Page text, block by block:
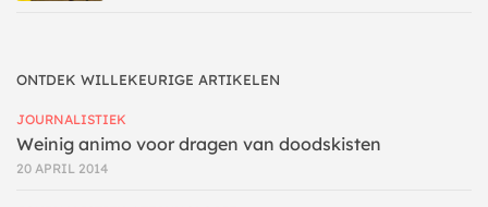
ONTDEK WILLEKEURIGE ARTIKELEN
JOURNALISTIEK
Weinig animo voor dragen van doodskisten
20 APRIL 2014